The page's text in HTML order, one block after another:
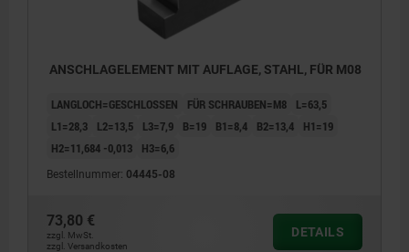
ANSCHLAGELEMENT MIT AUFLAGE, STAHL, FÜR M08
LANGLOCH=GESCHLOSSEN FÜR SCHRAUBEN=M8
L=63,5
L1=28,3
L2=13,5 L3=7,9 B=19 B1=8,4 B2=13,4
H1=19
H2=11,684 -0,013
H3=6,6
Bestellnummer: 04445-08
73,80 €
zzgl. MwSt.
zzgl. Versandkosten
DETAILS